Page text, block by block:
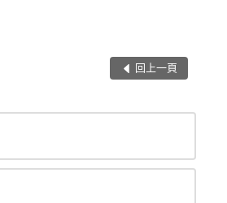
回上一頁